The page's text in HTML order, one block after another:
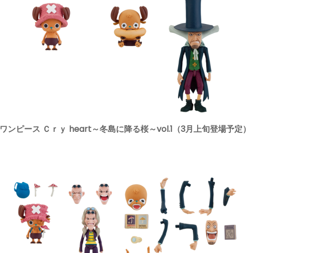
ワンピース Ｃｒｙ heart～冬島に降る桜～vol.1（3月上旬登場予定）